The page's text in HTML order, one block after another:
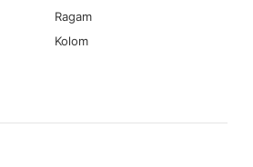
Ragam
Kolom